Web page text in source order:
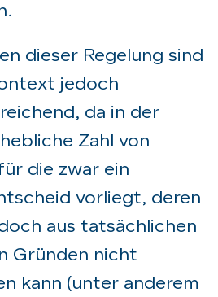
dieser Regelung sind
jedoch
da in der
Zahl von
die zwar ein
vorliegt, deren
aus tatsächlichen
Gründen nicht
kann (unter anderem